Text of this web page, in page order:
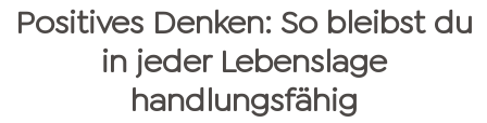
Positives Denken: So bleibst du
in jeder Lebenslage
handlungsfähig